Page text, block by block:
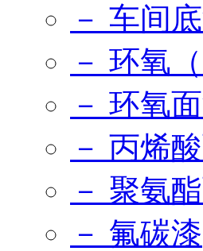
－ 车间
－ 环氧
－ 环氧
－ 丙烯
－ 聚氨
－ 氟碳漆